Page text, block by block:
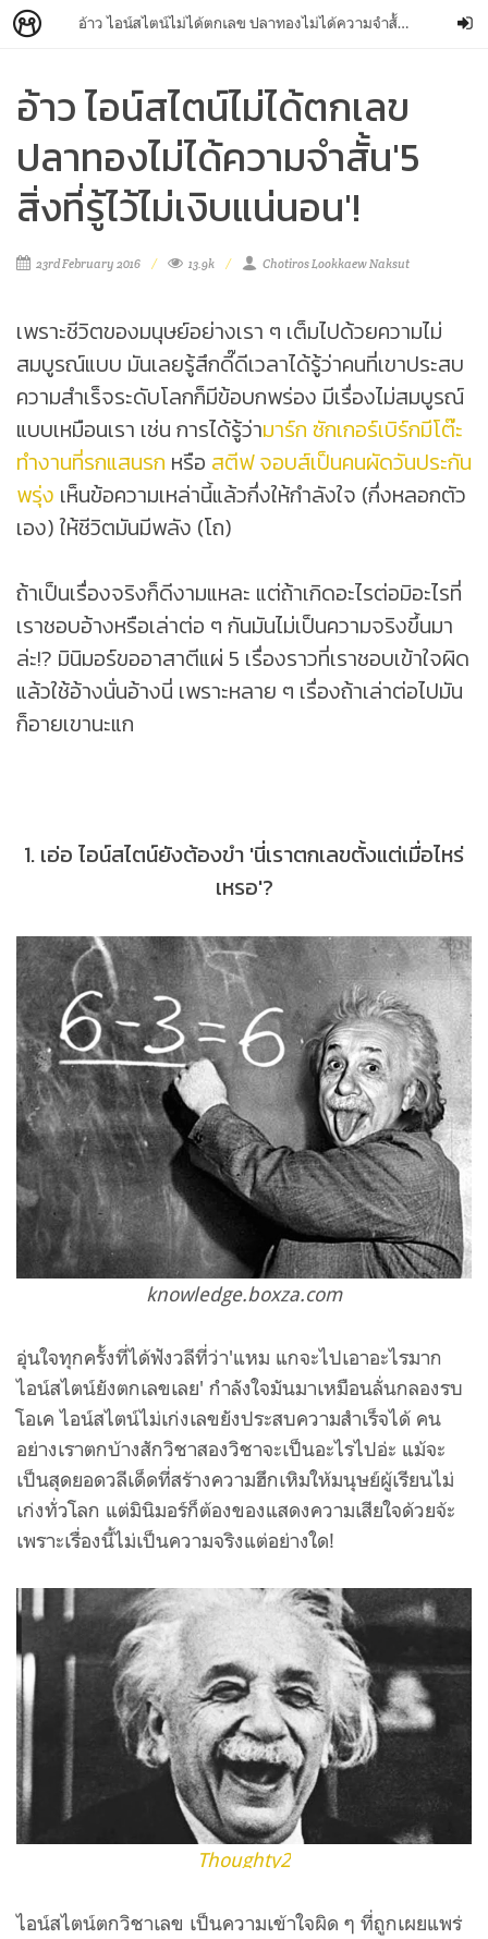
อ้าว ไอน์สไตน์ไม่ได้ตกเลข ปลาทองไม่ได้ความจำสั้น'5 สิ่งที่รู้ไว้ไม่เงิบแน่นอน'!
อ้าว ไอน์สไตน์ไม่ได้ตกเลข
ปลาทองไม่ได้ความจำสั้น'5
สิ่งที่รู้ไว้ไม่เงิบแน่นอน'!
23rd February 2016 13.9k Chotiros Lookkaew Naksut
เพราะชีวิตของมนุษย์อย่างเรา ๆ เต็มไปด้วยความไม่
สมบูรณ์แบบ มันเลยรู้สึกดี๊ดีเวลาได้รู้ว่าคนที่เขาประสบ
ความสำเร็จระดับโลกก็มีข้อบกพร่อง มีเรื่องไม่สมบูรณ์
แบบเหมือนเรา เช่น การได้รู้ว่ามาร์ก ซักเกอร์เบิร์กมีโต๊ะ
ทำงานที่รกแสนรก หรือ สตีฟ จอบส์เป็นคนผัดวันประกัน
พรุ่ง เห็นข้อความเหล่านี้แล้วกึ่งให้กำลังใจ (กึ่งหลอกตัว
เอง) ให้ชีวิตมันมีพลัง (โถ)
ถ้าเป็นเรื่องจริงก็ดีงามแหละ แต่ถ้าเกิดอะไรต่อมิอะไรที่
เราชอบอ้างหรือเล่าต่อ ๆ กันมันไม่เป็นความจริงขึ้นมา
ล่ะ!? มินิมอร์ขออาสาตีแผ่ 5 เรื่องราวที่เราชอบเข้าใจผิด
แล้วใช้อ้างนั่นอ้างนี่ เพราะหลาย ๆ เรื่องถ้าเล่าต่อไปมัน
ก็อายเขานะแก
1. เอ่อ ไอน์สไตน์ยังต้องขำ 'นี่เราตกเลขตั้งแต่เมื่อไหร่
เหรอ'?
knowledge.boxza.com
อุ่นใจทุกครั้งที่ได้ฟังวลีที่ว่า'แหม แกจะไปเอาอะไรมาก
ไอน์สไตน์ยังตกเลขเลย' กำลังใจมันมาเหมือนลั่นกลองรบ
โอเค ไอน์สไตน์ไม่เก่งเลขยังประสบความสำเร็จได้ คน
อย่างเราตกบ้างสักวิชาสองวิชาจะเป็นอะไรไปอ่ะ แม้จะ
เป็นสุดยอดวลีเด็ดที่สร้างความฮึกเหิมให้มนุษย์ผู้เรียนไม่
เก่งทั่วโลก แต่มินิมอร์ก็ต้องของแสดงความเสียใจด้วยจ้ะ
เพราะเรื่องนี้ไม่เป็นความจริงแต่อย่างใด!
Thoughty2
ไอน์สไตน์ตกวิชาเลข เป็นความเข้าใจผิด ๆ ที่ถูกเผยแพร่